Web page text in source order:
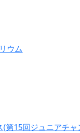
ウム
第15回ジュニアチャ